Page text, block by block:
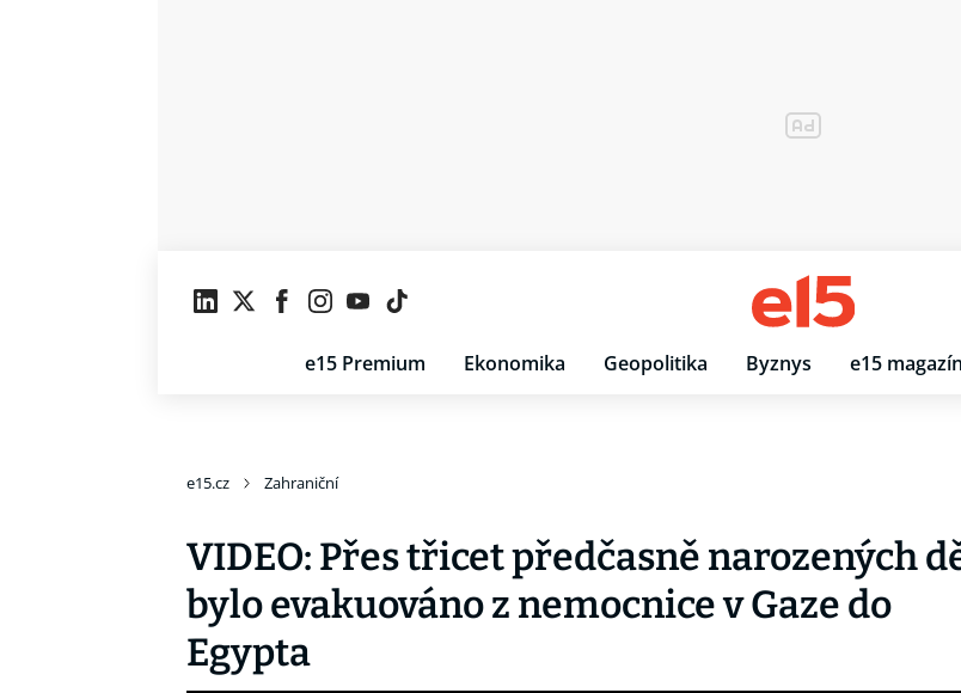
e15 Premium Ekonomika Geopolitika Byznys e15 magazín
e15.cz Zahraniční
VIDEO: Přes třicet předčasně narozených
bylo evakuováno z nemocnice v Gaze do
Egypta